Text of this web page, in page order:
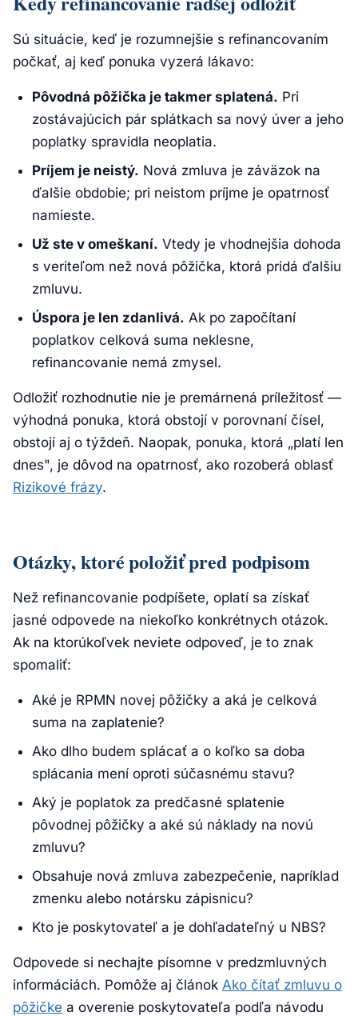
Sú situácie, keď je rozumnejšie s refinancovaním
počkať, aj keď ponuka vyzerá lákavo:
Pôvodná pôžička je takmer splatená. Pri
zostávajúcich pár splátkach sa nový úver a jeho
poplatky spravidla neoplatia.
Príjem je neistý. Nová zmluva je záväzok na
ďalšie obdobie; pri neistom príjme je opatrnosť
namieste.
Už ste v omeškaní. Vtedy je vhodnejšia dohoda
s veriteľom než nová pôžička, ktorá pridá ďalšiu
zmluvu.
Úspora je len zdanlivá. Ak po započítaní
poplatkov celková suma neklesne,
refinancovanie nemá zmysel.
Odložiť rozhodnutie nie je premárnená príležitosť —
výhodná ponuka, ktorá obstojí v porovnaní čísel,
obstojí aj o týždeň. Naopak, ponuka, ktorá „platí len
dnes", je dôvod na opatrnosť, ako rozoberá oblasť
Rizikové frázy.
Otázky, ktoré položiť pred podpisom
Než refinancovanie podpíšete, oplatí sa získať
jasné odpovede na niekoľko konkrétnych otázok.
Ak na ktorúkoľvek neviete odpoveď, je to znak
spomaliť:
Aké je RPMN novej pôžičky a aká je celková
suma na zaplatenie?
Ako dlho budem splácať a o koľko sa doba
splácania mení oproti súčasnému stavu?
Aký je poplatok za predčasné splatenie
pôvodnej pôžičky a aké sú náklady na novú
zmluvu?
Obsahuje nová zmluva zabezpečenie, napríklad
zmenku alebo notársku zápisnicu?
Kto je poskytovateľ a je dohľadateľný u NBS?
Odpovede si nechajte písomne v predzmluvných
informáciách. Pomôže aj článok Ako čítať zmluvu o
pôžičke a overenie poskytovateľa podľa návodu